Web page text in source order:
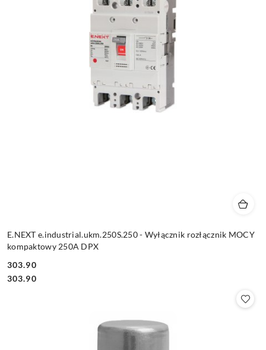
E.NEXT e.industrial.ukm.250S.250 - Wyłącznik rozłącznik MOCY
kompaktowy 250A DPX
Cena:
303.90
Cena:
303.90